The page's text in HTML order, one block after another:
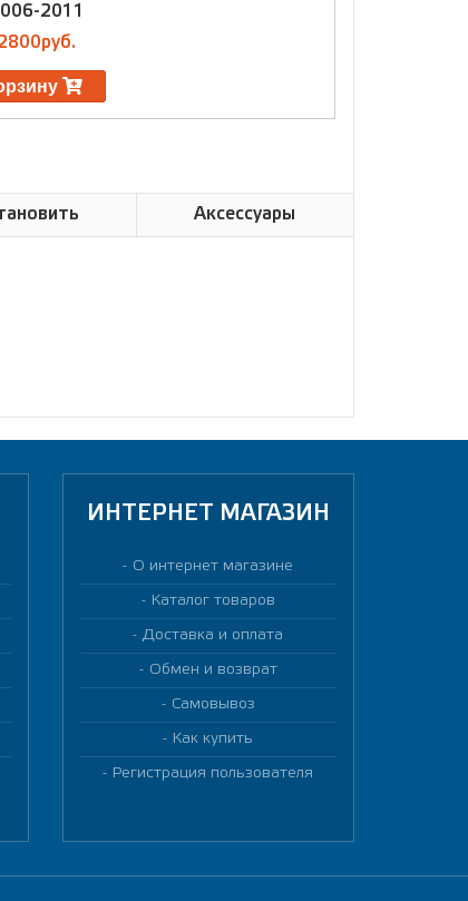
2011
Аксессуары
ИНТЕРНЕТ МАГАЗИН
О интернет магазине
Каталог товаров
Доставка и оплата
Обмен и возврат
Самовывоз
Как купить
Регистрация пользователя